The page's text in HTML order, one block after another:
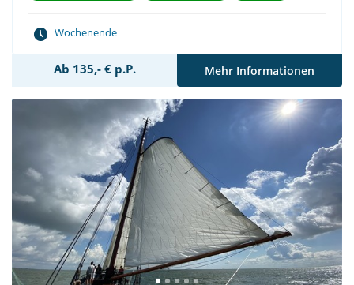
Wochenende
Ab 135,- € p.P. Mehr Informationen